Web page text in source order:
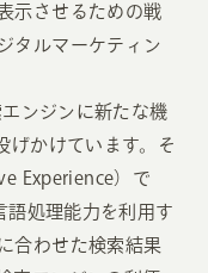
示させるための戦
タルマーケティン
ンジンに新たな機
げかけています。そ
Experience）で
語処理能力を利用す
合わせた検索結果